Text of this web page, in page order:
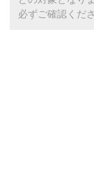
必ずご確認くだ